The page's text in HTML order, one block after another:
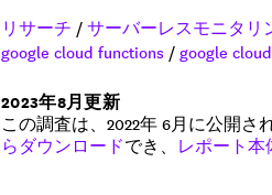
リサーチ / サーバーレスモニタリ
google cloud functions / google
2023年8月更新
この調査は、2022年 6月に公開さ
らダウンロードでき、 レポート